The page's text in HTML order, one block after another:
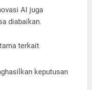
AI juga
diabaikan.
terkait
keputusan